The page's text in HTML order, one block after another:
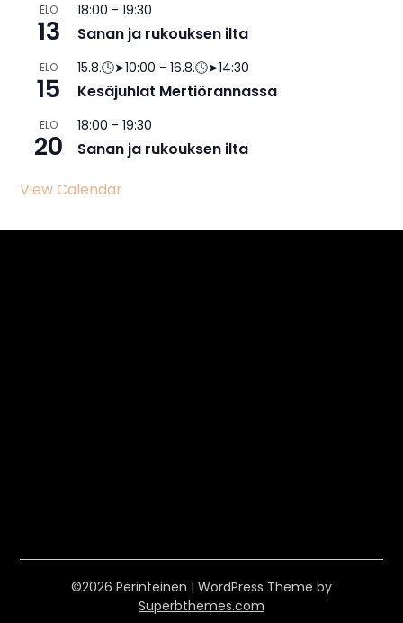
ELO
13
18:00 -19:30
Sanan ja rukouksen ilta
ELO
15
15.8.🕓➤10:00 -16.8.🕓➤14:30
Kesäjuhlat Mertiörannassa
ELO
20
18:00 -19:30
Sanan ja rukouksen ilta
View Calendar
©2026 Perinteinen | WordPress Theme by
Superbthemes.com